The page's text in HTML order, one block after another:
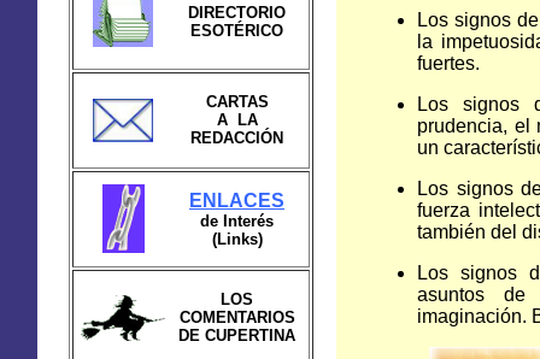
DIRECTORIO
ESOTÉRICO
CARTAS
A LA
REDACCIÓN
ENLACES
de Interés
(Links)
LOS
COMENTARIOS
DE CUPERTINA
Los signos
la
fuertes.
Los
prudencia, el
un
Los signos
fuerza
también del
Los signos
asuntos de
imaginación.